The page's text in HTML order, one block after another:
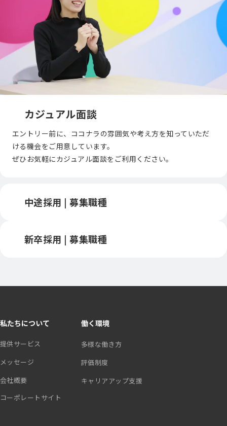
カジュアル面談
エントリー前に、ココナラの雰囲気や考え方を知っていただ
ける機会をご用意しています。
ぜひお気軽にカジュアル面談をご利用ください。
中途採用 | 募集職種
新卒採用 | 募集職種
私たちについて
提供サービス
メッセージ
会社概要
コーポレートサイト
働く環境
多様な働き方
評価制度
キャリアアップ支援